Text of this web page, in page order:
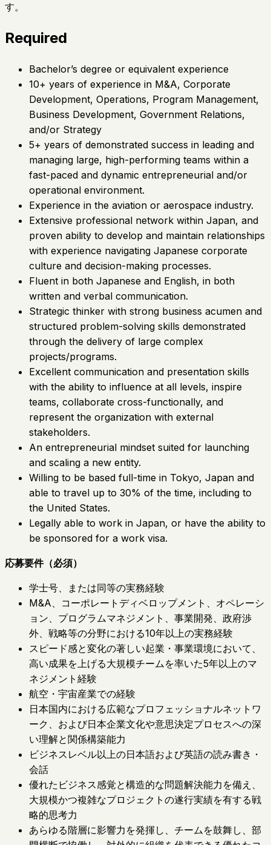
す。
Required
Bachelor’s degree or equivalent experience
10+ years of experience in M&A, Corporate
Development, Operations, Program Management,
Business Development, Government Relations,
and/or Strategy
5+ years of demonstrated success in leading and
managing large, high-performing teams within a
fast-paced and dynamic entrepreneurial and/or
operational environment.
Experience in the aviation or aerospace industry.
Extensive professional network within Japan, and
proven ability to develop and maintain relationships
with experience navigating Japanese corporate
culture and decision-making processes.
Fluent in both Japanese and English, in both
written and verbal communication.
Strategic thinker with strong business acumen and
structured problem-solving skills demonstrated
through the delivery of large complex
projects/programs.
Excellent communication and presentation skills
with the ability to influence at all levels, inspire
teams, collaborate cross-functionally, and
represent the organization with external
stakeholders.
An entrepreneurial mindset suited for launching
and scaling a new entity.
Willing to be based full-time in Tokyo, Japan and
able to travel up to 30% of the time, including to
the United States.
Legally able to work in Japan, or have the ability to
be sponsored for a work visa.
応募要件（必須）
学士号、または同等の実務経験
M&A、コーポレートディベロップメント、オペレーシ
ョン、プログラムマネジメント、事業開発、政府渉
外、戦略等の分野における10年以上の実務経験
スピード感と変化の著しい起業・事業環境において、
高い成果を上げる大規模チームを率いた5年以上のマ
ネジメント経験
航空・宇宙産業での経験
日本国内における広範なプロフェッショナルネットワ
ーク、および日本企業文化や意思決定プロセスへの深
い理解と関係構築能力
ビジネスレベル以上の日本語および英語の読み書き・
会話
優れたビジネス感覚と構造的な問題解決能力を備え、
大規模かつ複雑なプロジェクトの遂行実績を有する戦
略的思考力
あらゆる階層に影響力を発揮し、チームを鼓舞し、部